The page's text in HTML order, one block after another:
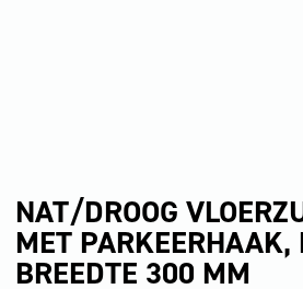
NAT/DROOG
MET PARKEERHAAK,
BREEDTE 300 MM